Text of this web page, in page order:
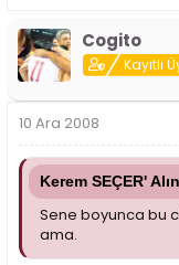
Cogito
Kayıtlı
10 Ara 2008
Kerem SEÇER'
Sene boyunca bu
ama.